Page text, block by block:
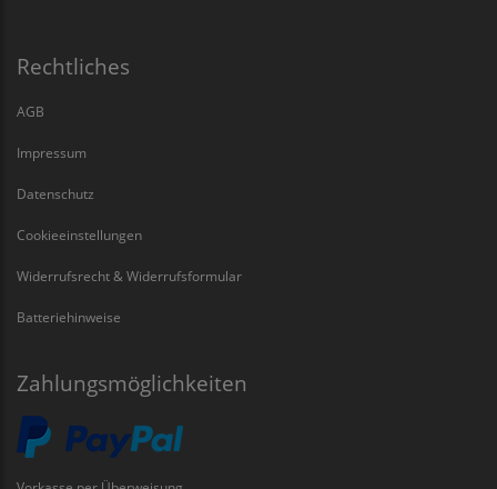
Rechtliches
AGB
Impressum
Datenschutz
Cookieeinstellungen
Widerrufsrecht & Widerrufsformular
Batteriehinweise
Zahlungsmöglichkeiten